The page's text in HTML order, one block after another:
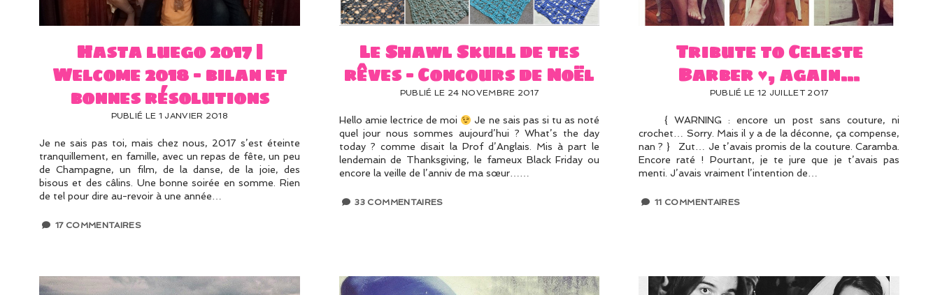
Hasta luego 2017 |
Welcome 2018 – bilan et
bonnes résolutions
PUBLIÉ LE 1 JANVIER 2018
Je ne sais pas toi, mais chez nous, 2017 s’est éteinte
tranquillement, en famille, avec un repas de fête, un peu
de Champagne, un film, de la danse, de la joie, des
bisous et des câlins. Une bonne soirée en somme. Rien
de tel pour dire au-revoir à une année…
17 COMMENTAIRES
Le Shawl Skull de tes
rêves – Concours de Noël
PUBLIÉ LE 24 NOVEMBRE 2017
Hello amie lectrice de moi
Je ne sais pas si tu as noté
quel jour nous sommes aujourd’hui ? What’s the day
today ? comme disait la Prof d’Anglais. Mis à part le
lendemain de Thanksgiving, le fameux Black Friday ou
encore la veille de l’anniv de ma sœur……
33 COMMENTAIRES
Tribute to Celeste
Barber ♥, again…
PUBLIÉ LE 12 JUILLET 2017
{ WARNING : encore un post sans couture, ni
crochet… Sorry. Mais il y a de la déconne, ça compense,
nan ? } Zut… Je t’avais promis de la couture. Caramba.
Encore raté ! Pourtant, je te jure que je t’avais pas
menti. J’avais vraiment l’intention de…
11 COMMENTAIRES